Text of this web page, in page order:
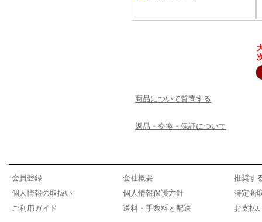
商品について質問する
返品・交換・保証について
会員登録 会社概要
推奨す
個人情報の取扱い
個人情報保護方針
特定商
ご利用ガイド
送料・手数料と配送 お支払